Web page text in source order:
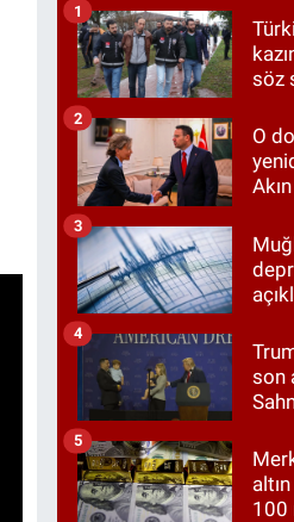
söz
1
O
2
3
son
4
100
5